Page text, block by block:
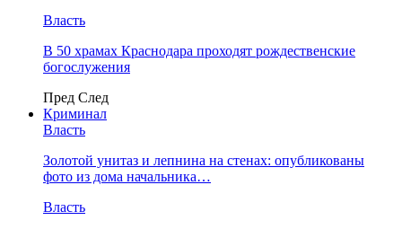
Власть
В 50 храмах Краснодара проходят рождественские
богослужения
Пред След
Криминал
Власть
​Золотой унитаз и лепнина на стенах: опубликованы
фото из дома начальника…
Власть